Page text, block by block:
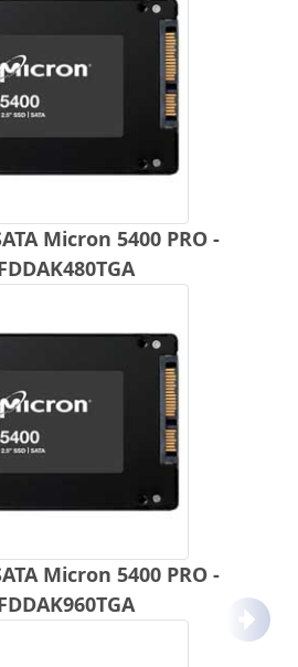
Micron 5400 PRO -
Micron 5400 PRO -